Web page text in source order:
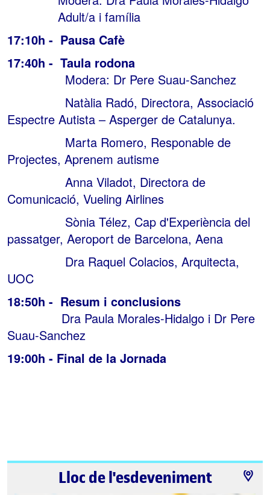
Adult/a i família
17:10h - Pausa Cafè
17:40h - Taula rodona
Modera: Dr Pere Suau-Sanchez
Natàlia Radó, Directora, Associació
Espectre Autista – Asperger de Catalunya.
Marta Romero, Responable de
Projectes, Aprenem autisme
Anna Viladot, Directora de
Comunicació, Vueling Airlines
Sònia Télez, Cap d'Experiència del
passatger, Aeroport de Barcelona, Aena
Dra Raquel Colacios, Arquitecta,
UOC
18:50h - Resum i conclusions
Dra Paula Morales-Hidalgo i Dr Pere
Suau-Sanchez
19:00h - Final de la Jornada
Lloc de l'esdeveniment